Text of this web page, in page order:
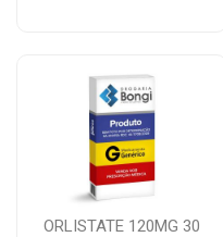
ORLISTATE 120MG 30